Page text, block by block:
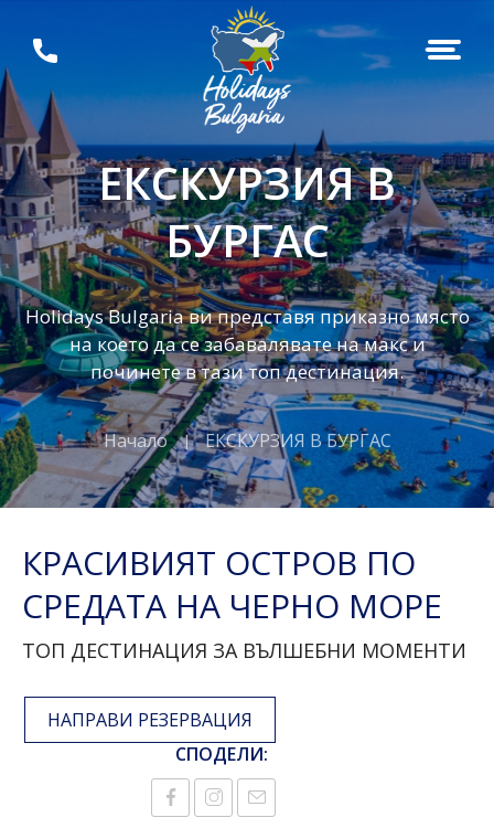
ЕКСКУРЗИЯ В
БУРГАС
Holidays Bulgaria ви представя приказно място
на което да се забавалявате на макс и
починете в тази топ дестинация.
Начало ЕКСКУРЗИЯ В БУРГАС
КРАСИВИЯТ ОСТРОВ ПО
СРЕДАТА НА ЧЕРНО МОРЕ
ТОП ДЕСТИНАЦИЯ ЗА ВЪЛШЕБНИ МОМЕНТИ
НАПРАВИ РЕЗЕРВАЦИЯ
СПОДЕЛИ: